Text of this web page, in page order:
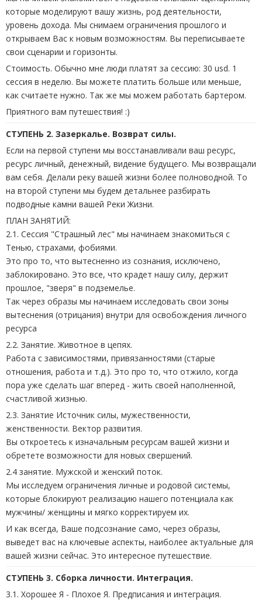
которые моделируют вашу жизнь, род деятельности,
уровень дохода. Мы снимаем ограничения прошлого и
открываем Вас к новым возможностям. Вы переписываете
свои сценарии и горизонты.
Стоимость. Обычно мне люди платят за сессию: 30 usd. 1
сессия в неделю. Вы можете платить больше или меньше,
как считаете нужно. Так же мы можем работать бартером.
Приятного вам путешествия! :)
СТУПЕНЬ 2. Зазеркалье. Возврат силы.
Если на первой ступени мы восстанавливали ваш ресурс,
ресурс личный, денежный, видение будущего. Мы возвращали
вам себя. Делали реку вашей жизни более полноводной. То
на второй ступени мы будем детальнее разбирать
подводные камни вашей Реки Жизни.
ПЛАН ЗАНЯТИЙ:
2.1. Сессия "Страшный лес" мы начинаем знакомиться с
Тенью, страхами, фобиями.
Это про то, что вытесненно из сознания, исключено,
заблокировано. Это все, что крадет нашу силу, держит
прошлое, "зверя" в подземелье.
Так через образы мы начинаем исследовать свои зоны
вытеснения (отрицания) внутри для освобождения личного
ресурса
2.2. Занятие. Животное в цепях.
Работа с зависимостями, привязанностями (старые
отношения, работа и т.д.). Это про то, что отжило, когда
пора уже сделать шаг вперед - жить своей наполненной,
счастливой жизнью.
2.3. Занятие Источник силы, мужественности,
женственности. Вектор развития.
Вы откроетесь к изначальным ресурсам вашей жизни и
обретете возможности для новых свершений.
2.4 занятие. Мужской и женский поток.
Мы исследуем ограничения личные и родовой системы,
которые блокируют реализацию нашего потенциала как
мужчины/ женщины и мягко корректируем их.
И как всегда, Ваше подсознание само, через образы,
выведет вас на ключевые аспекты, наиболее актуальные для
вашей жизни сейчас. Это интересное путешествие.
СТУПЕНЬ 3. Сборка личности. Интеграция.
3.1. Хорошее Я - Плохое Я. Предписания и интеграция.